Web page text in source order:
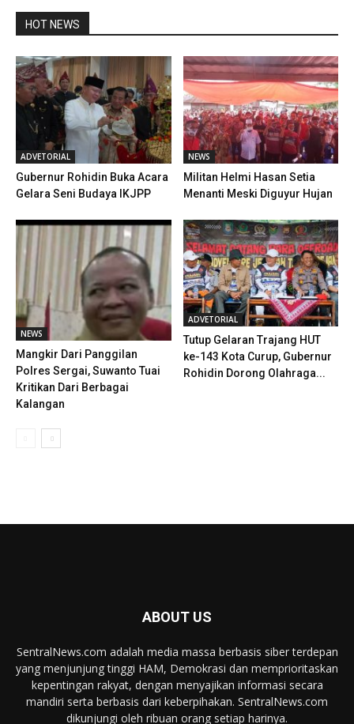
HOT NEWS
ADVETORIAL
Gubernur Rohidin Buka Acara
Gelara Seni Budaya IKJPP
NEWS
Militan Helmi Hasan Setia
Menanti Meski Diguyur Hujan
NEWS
Mangkir Dari Panggilan
Polres Sergai, Suwanto Tuai
Kritikan Dari Berbagai
Kalangan
ADVETORIAL
Tutup Gelaran Trajang HUT
ke-143 Kota Curup, Gubernur
Rohidin Dorong Olahraga...
ABOUT US
SentralNews.com adalah media massa berbasis siber terdepan
yang menjunjung tinggi HAM, Demokrasi dan memprioritaskan
kepentingan rakyat, dengan menyajikan informasi secara
mandiri serta berbasis dari keberpihakan. SentralNews.com
dikunjungi oleh ribuan orang setiap harinya.